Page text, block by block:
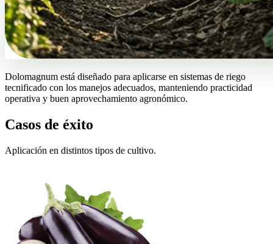
Dolomagnum está diseñado para aplicarse en sistemas de riego
tecnificado con los manejos adecuados, manteniendo practicidad
operativa y buen aprovechamiento agronómico.
Casos de éxito
Aplicación en distintos tipos de cultivo.